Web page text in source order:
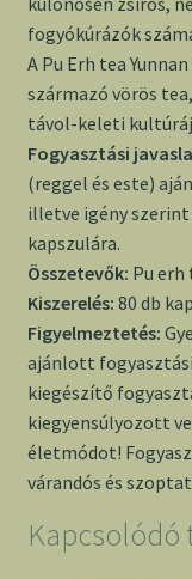
fogyókúrázók
A Pu Erh tea
származó vörös
távol-keleti
Fogyasztási
(reggel és este)
illetve igény szerint
kapszulára.
Összetevők: Pu
Kiszerelés: 80 db
Figyelmeztetés:
ajánlott
kiegészítő
kiegyensúlyozott
életmódot!
várandós és
Kapcsolódó